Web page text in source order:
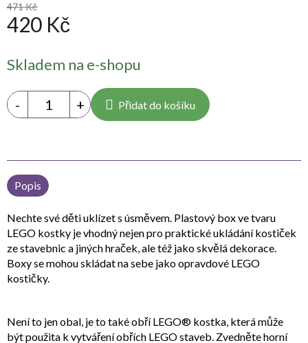
471 Kč
420 Kč
cena:
Skladem na e-shopu
Přidat do košíku
Popis
Nechte své děti uklízet s úsměvem. Plastový box ve tvaru
LEGO kostky je vhodný nejen pro praktické ukládání kostiček
ze stavebnic a jiných hraček, ale též jako skvělá dekorace.
Boxy se mohou skládat na sebe jako opravdové LEGO
kostičky.
Není to jen obal, je to také obří LEGO® kostka, která může
být použita k vytváření obřích LEGO staveb. Zvedněte horní